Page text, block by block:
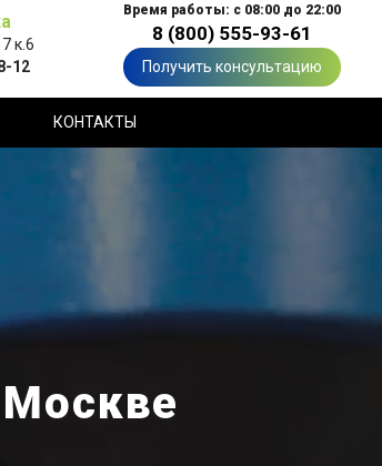
к.6
12
Время работы: с 08:00 до 22:00
8 (800) 555-93-61
Получить консультацию
КОНТАКТЫ